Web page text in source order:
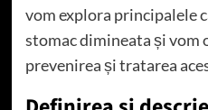
vom explora principalele
stomac dimineata și
prevenirea și tratarea